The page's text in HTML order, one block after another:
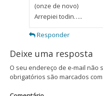
(onze de novo)
Arrepiei todin…..
Responder
Deixe uma resposta
O seu endereço de e-mail não
obrigatórios são marcados com